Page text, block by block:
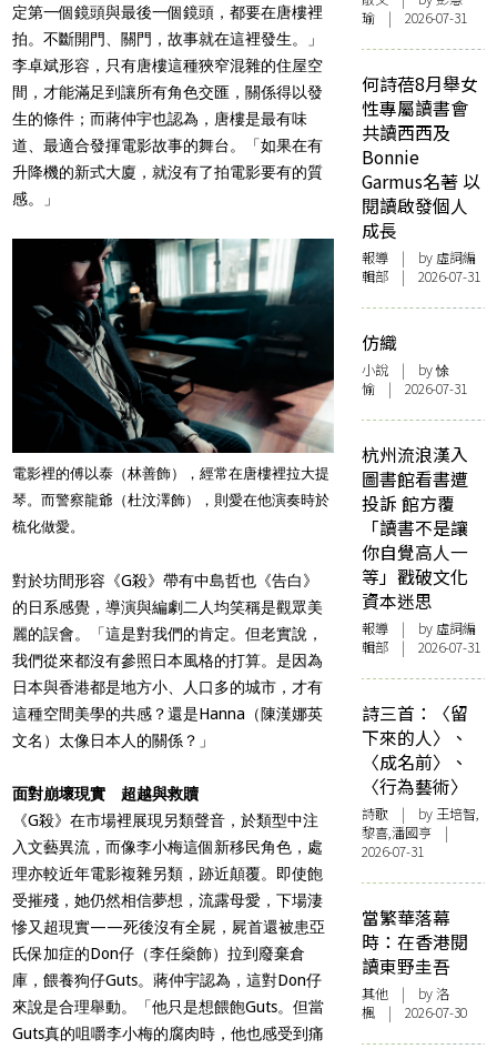
定第一個鏡頭與最後一個鏡頭，都要在唐樓裡
拍。不斷開門、關門，故事就在這裡發生。」
李卓斌形容，只有唐樓這種狹窄混雜的住屋空
間，才能滿足到讓所有角色交匯，關係得以發
生的條件；而蔣仲宇也認為，唐樓是最有味
道、最適合發揮電影故事的舞台。「如果在有
升降機的新式大廈，就沒有了拍電影要有的質
感。」
電影裡的傅以泰（林善飾），經常在唐樓裡拉大提
琴。而警察龍爺（杜汶澤飾），則愛在他演奏時於
梳化做愛。
對於坊間形容《G殺》帶有中島哲也《告白》
的日系感覺，導演與編劇二人均笑稱是觀眾美
麗的誤會。「這是對我們的肯定。但老實說，
我們從來都沒有參照日本風格的打算。是因為
日本與香港都是地方小、人口多的城市，才有
這種空間美學的共感？還是Hanna（陳漢娜英
文名）太像日本人的關係？」
面對崩壞現實 超越與救贖
《G殺》在市場裡展現另類聲音，於類型中注
入文藝異流，而像李小梅這個新移民角色，處
理亦較近年電影複雜另類，跡近顛覆。即使飽
受摧殘，她仍然相信夢想，流露母愛，下場淒
慘又超現實——死後沒有全屍，屍首還被患亞
氏保加症的Don仔（李任燊飾）拉到廢棄倉
庫，餵養狗仔Guts。蔣仲宇認為，這對Don仔
來說是合理舉動。「他只是想餵飽Guts。但當
Guts真的咀嚼李小梅的腐肉時，他也感受到痛
瑜 | 2026-07-31
何詩蓓8月舉女
性專屬讀書會
共讀西西及
Bonnie
Garmus名著 以
閱讀啟發個人
成長
報導 | by 虛詞編
輯部 | 2026-07-31
仿織
小說 | by 悇
愉 | 2026-07-31
杭州流浪漢入
圖書館看書遭
投訴 館方覆
「讀書不是讓
你自覺高人一
等」戳破文化
資本迷思
報導 | by 虛詞編
輯部 | 2026-07-31
詩三首：〈留
下來的人〉、
〈成名前〉、
〈行為藝術〉
詩歌 | by 王培智,
黎喜,潘國亨 |
2026-07-31
當繁華落幕
時：在香港閱
讀東野圭吾
其他 | by洛
楓 | 2026-07-30